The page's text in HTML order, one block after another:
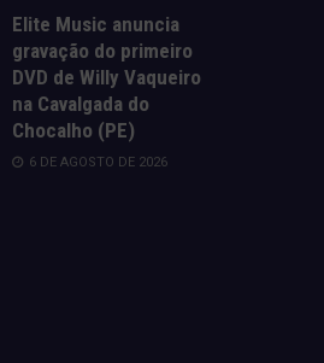
Elite Music anuncia
gravação do primeiro
DVD de Willy Vaqueiro
na Cavalgada do
Chocalho (PE)
6 DE AGOSTO DE 2026